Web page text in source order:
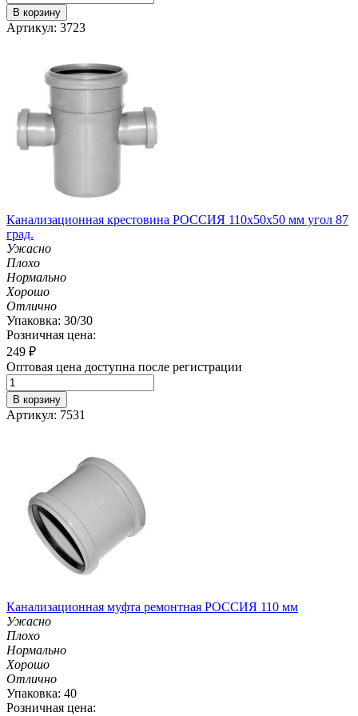
В корзину
Артикул: 3723
Канализационная крестовина РОССИЯ 110х50х50 мм угол 87
град.
Ужасно
Плохо
Нормально
Хорошо
Отлично
Упаковка: 30/30
Розничная цена:
249 ₽
Оптовая цена доступна после регистрации
В корзину
Артикул: 7531
Канализационная муфта ремонтная РОССИЯ 110 мм
Ужасно
Плохо
Нормально
Хорошо
Отлично
Упаковка: 40
Розничная цена: